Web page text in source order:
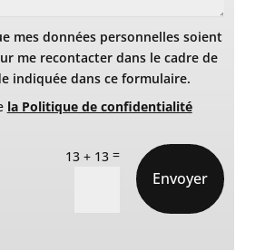
mes données personnelles soient
me recontacter dans le cadre de
indiquée dans ce formulaire.
la Politique de confidentialité
13 + 13 =
Envoyer